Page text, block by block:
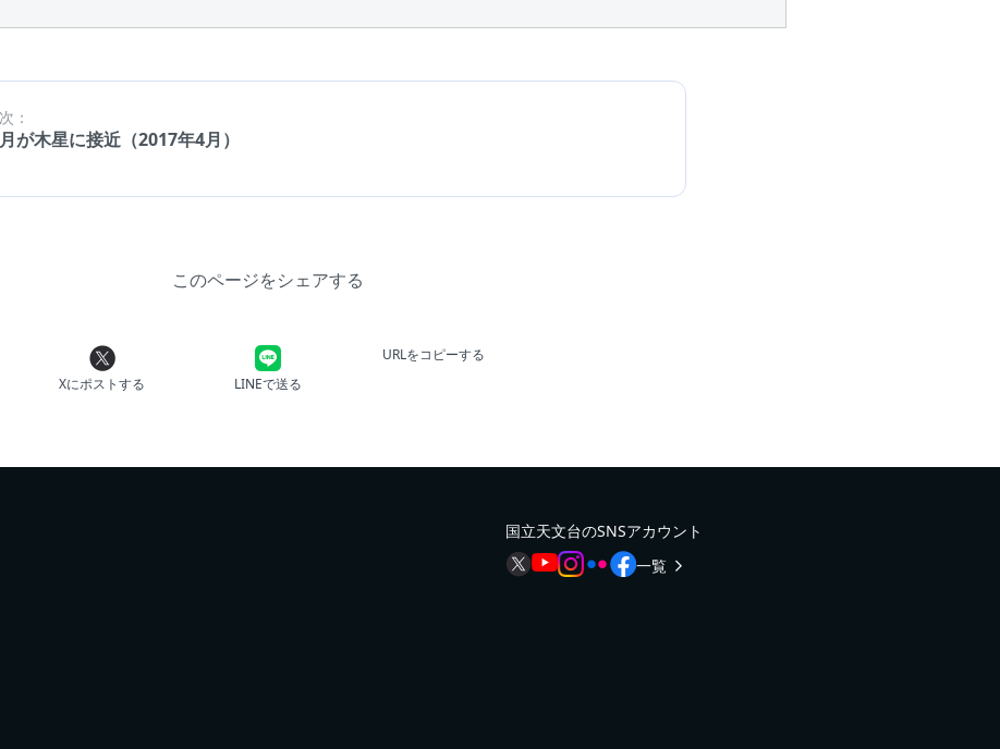
次：
月が木星に接近（2017年4月）
このページをシェアする
Xにポストする LINEで送る
URLをコピーする
国立天文台のSNSアカウント
一覧